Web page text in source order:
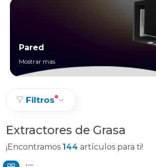
Pared
Mostrar más
Filtros
Extractores de Grasa
¡Encontramos 144 artículos para ti!